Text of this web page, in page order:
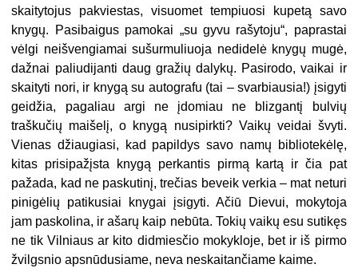
skaitytojus pakviestas, visuomet tempiuosi kupetą savo
knygų. Pasibaigus pamokai „su gyvu rašytoju“, paprastai
vėlgi neišvengiamai sušurmuliuoja nedidelė knygų mugė,
dažnai paliudijanti daug gražių dalykų. Pasirodo, vaikai ir
skaityti nori, ir knygą su autografu (tai – svarbiausia!) įsigyti
geidžia, pagaliau argi ne įdomiau ne blizgantį bulvių
traškučių maišelį, o knygą nusipirkti? Vaikų veidai švyti.
Vienas džiaugiasi, kad papildys savo namų bibliotekėlę,
kitas prisipažįsta knygą perkantis pirmą kartą ir čia pat
pažada, kad ne paskutinį, trečias beveik verkia – mat neturi
pinigėlių patikusiai knygai įsigyti. Ačiū Dievui, mokytoja
jam paskolina, ir ašarų kaip nebūta. Tokių vaikų esu sutikęs
ne tik Vilniaus ar kito didmiesčio mokykloje, bet ir iš pirmo
žvilgsnio apsnūdusiame, neva neskaitančiame kaime.